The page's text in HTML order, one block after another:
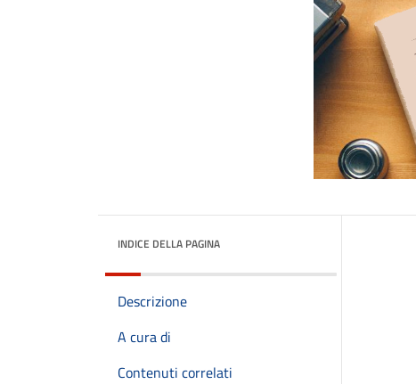
INDICE DELLA PAGINA
Descrizione
A cura di
Contenuti correlati